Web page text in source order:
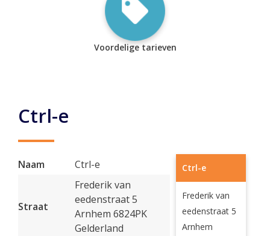
Voordelige tarieven
Ctrl-e
Naam Ctrl-e
Straat
Frederik van
eedenstraat 5
Arnhem 6824PK
Gelderland
Ctrl-e
Frederik van
eedenstraat 5
Arnhem